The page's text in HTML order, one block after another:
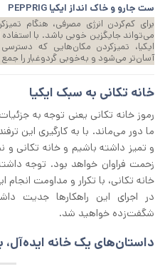
ست جارو و خاک انداز ایکیا PEPPRIG
برای کم‌کردن انرژی مصرفی، هنگام
می‌تواند جایگزین خوبی باشد. با
ایکیا، تمیزکردن مکان‌هایی که
آسان‌تر می‌شود و به‌خوبی گردوغبار را
خانه‌ تکانی به سبک ایکیا
رموز خانه‌ تکانی یعنی توجه به
ما دور می‌ماند. با به ‌کارگیری این
و تمیز داشته باشیم و خانه تکانی
زحمت فراوان خواهد بود. توجه
خانه‌ تکانی، با تکرار و مداومت
در اجرای این راهکارها جدیت
شگفت‌زده خواهید شد.
داستان‌های یک خانه ایده‌آل،